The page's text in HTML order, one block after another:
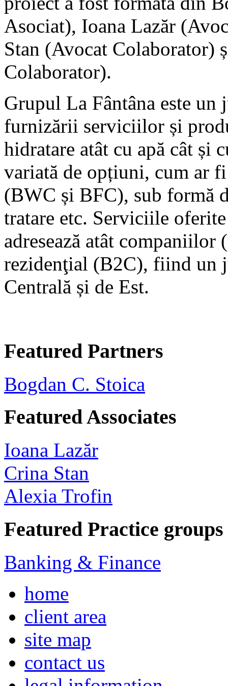
Asociat), Ioana Lazăr
Stan (Avocat Colaborator)
Colaborator).
Grupul La Fântâna este
furnizării serviciilor și
hidratare atât cu apă cât și
variată de opțiuni, cum ar
(BWC și BFC), sub formă
tratare etc. Serviciile
adresează atât
rezidenţial (B2C), fiind un
Centrală și de Est.
Featured Partners
Bogdan C. Stoica
Featured Associates
Ioana Lazăr
Crina Stan
Alexia Trofin
Featured Practice groups
Banking & Finance
home
client area
site map
contact us